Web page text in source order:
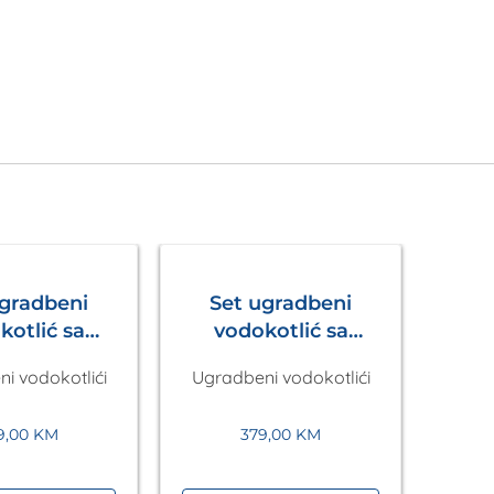
sa
+wc šolja
vodokotlići
KM
Set ugradbeni
vodokotlić sa
Laufen
Ugradbeni vodokotlići
379,00 KM